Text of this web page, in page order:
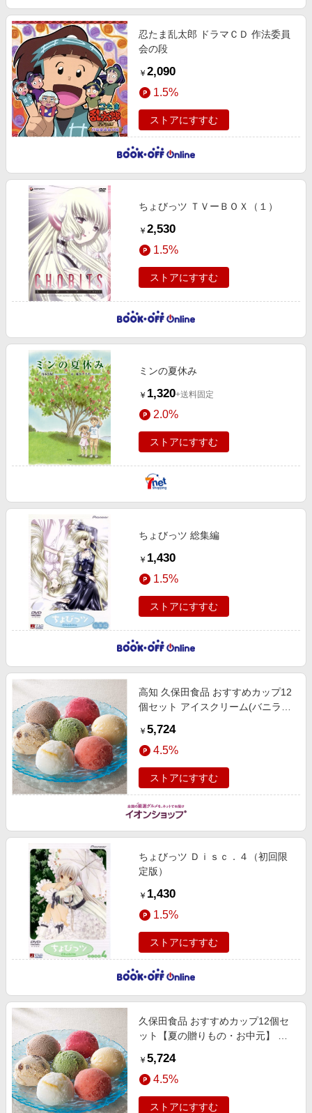
忍たま乱太郎 ドラマＣＤ 作法委員
会の段
￥ 2,090
1.5%
ストアにすすむ
ちょびっツ ＴＶーＢＯＸ（１）
￥ 2,530
1.5%
ストアにすすむ
ミンの夏休み
￥ 1,320+送料固定
2.0%
ストアにすすむ
ちょびっツ 総集編
￥ 1,430
1.5%
ストアにすすむ
高知 久保田食品 おすすめカップ12
個セット アイスクリーム(バニラ・
ョコレート・碁石茶)・シャーベッ
ト(苺・皮入り柚子・すも
￥ 5,724
4.5%
ストアにすすむ
ちょびっツ Ｄｉｓｃ．４（初回限
定版）
￥ 1,430
1.5%
ストアにすすむ
久保田食品 おすすめカップ12個セ
ット【夏の贈りもの・お中元】 ス
￥ 5,724
4.5%
ストアにすすむ